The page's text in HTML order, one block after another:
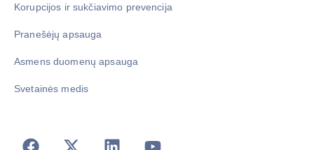
Korupcijos ir sukčiavimo prevencija
Pranešėjų apsauga
Asmens duomenų apsauga
Svetainės medis